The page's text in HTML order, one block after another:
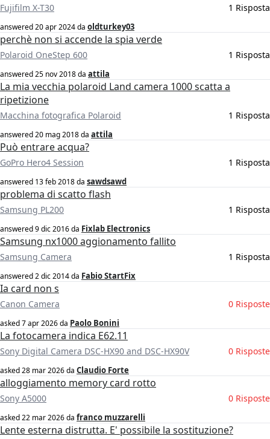
Fujifilm X-T30 1 Risposta
answered20 apr 2024da oldturkey03
perchè non si accende la spia verde
Polaroid OneStep 600 1 Risposta
answered25 nov 2018da attila
La mia vecchia polaroid Land camera 1000 scatta a
ripetizione
Macchina fotografica Polaroid 1 Risposta
answered20 mag 2018da attila
Può entrare acqua?
GoPro Hero4 Session 1 Risposta
answered 13 feb 2018da sawdsawd
problema di scatto flash
Samsung PL200 1 Risposta
answered9 dic 2016da Fixlab Electronics
Samsung nx1000 aggionamento fallito
Samsung Camera 1 Risposta
answered2 dic 2014da Fabio StartFix
Ia card non s
Canon Camera 0 Risposte
asked7 apr 2026da Paolo Bonini
La fotocamera indica E62.11
Sony Digital Camera DSC-HX90 and DSC-HX90V 0 Risposte
asked28 mar 2026da Claudio Forte
alloggiamento memory card rotto
Sony A5000 0 Risposte
asked22 mar 2026da franco muzzarelli
Lente esterna distrutta. E' possibile la sostituzione?